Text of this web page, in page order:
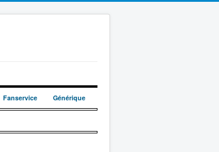
Fanservice Générique